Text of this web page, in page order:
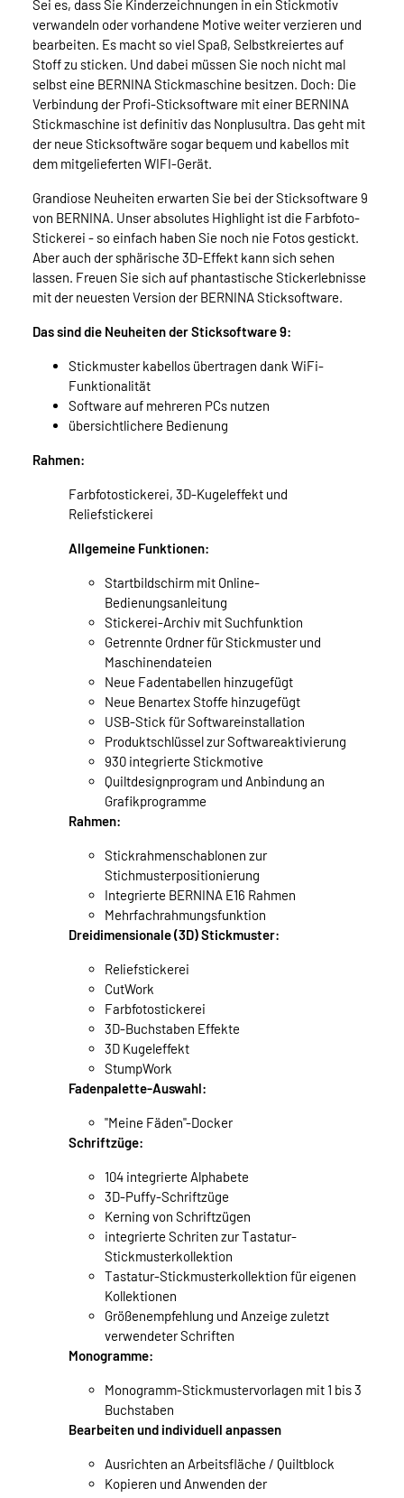
Sei es, dass Sie Kinderzeichnungen in ein Stickmotiv
verwandeln oder vorhandene Motive weiter verzieren und
bearbeiten. Es macht so viel Spaß, Selbstkreiertes auf
Stoff zu sticken. Und dabei müssen Sie noch nicht mal
selbst eine BERNINA Stickmaschine besitzen. Doch: Die
Verbindung der Profi-Sticksoftware mit einer BERNINA
Stickmaschine ist definitiv das Nonplusultra. Das geht mit
der neue Sticksoftwäre sogar bequem und kabellos mit
dem mitgelieferten WIFI-Gerät.
Grandiose Neuheiten erwarten Sie bei der Sticksoftware 9
von BERNINA. Unser absolutes Highlight ist die Farbfoto-
Stickerei - so einfach haben Sie noch nie Fotos gestickt.
Aber auch der sphärische 3D-Effekt kann sich sehen
lassen. Freuen Sie sich auf phantastische Stickerlebnisse
mit der neuesten Version der BERNINA Sticksoftware.
Das sind die Neuheiten der Sticksoftware 9:
Stickmuster kabellos übertragen dank WiFi-
Funktionalität
Software auf mehreren PCs nutzen
übersichtlichere Bedienung
Rahmen:
Farbfotostickerei, 3D-Kugeleffekt und
Reliefstickerei
Allgemeine Funktionen:
Startbildschirm mit Online-
Bedienungsanleitung
Stickerei-Archiv mit Suchfunktion
Getrennte Ordner für Stickmuster und
Maschinendateien
Neue Fadentabellen hinzugefügt
Neue Benartex Stoffe hinzugefügt
USB-Stick für Softwareinstallation
Produktschlüssel zur Softwareaktivierung
930 integrierte Stickmotive
Quiltdesignprogram und Anbindung an
Grafikprogramme
Rahmen:
Stickrahmenschablonen zur
Stichmusterpositionierung
Integrierte BERNINA E16 Rahmen
Mehrfachrahmungsfunktion
Dreidimensionale (3D) Stickmuster:
Reliefstickerei
CutWork
Farbfotostickerei
3D-Buchstaben Effekte
3D Kugeleffekt
StumpWork
Fadenpalette-Auswahl:
"Meine Fäden"-Docker
Schriftzüge:
104 integrierte Alphabete
3D-Puffy-Schriftzüge
Kerning von Schriftzügen
integrierte Schriten zur Tastatur-
Stickmusterkollektion
Tastatur-Stickmusterkollektion für eigenen
Kollektionen
Größenempfehlung und Anzeige zuletzt
verwendeter Schriften
Monogramme:
Monogramm-Stickmustervorlagen mit 1 bis 3
Buchstaben
Bearbeiten und individuell anpassen
Ausrichten an Arbeitsfläche / Quiltblock
Kopieren und Anwenden der